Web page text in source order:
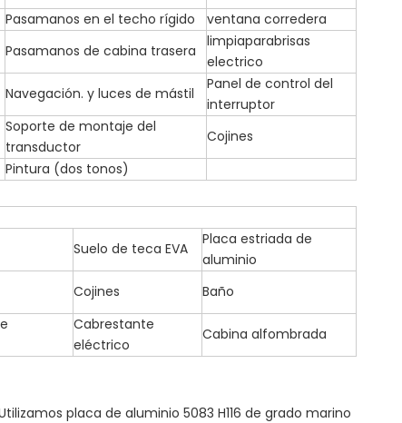
Pasamanos en el techo rígido
ventana corredera
Pasamanos de cabina trasera
limpiaparabrisas
electrico
Navegación. y luces de mástil
Panel de control del
interruptor
Soporte de montaje del
transductor
Cojines
Pintura (dos tonos)
Suelo de teca EVA
Placa estriada de
aluminio
Cojines Baño
Cabrestante
eléctrico
Cabina alfombrada
placa de aluminio 5083 H116 de grado marino